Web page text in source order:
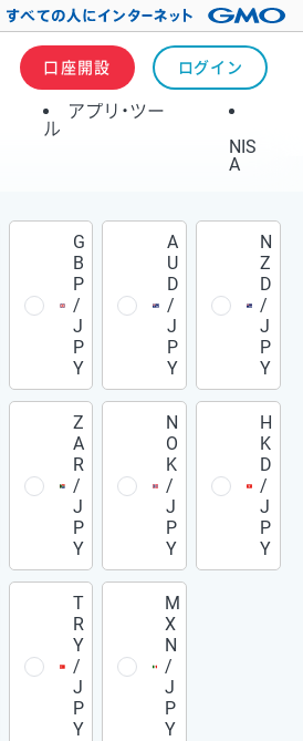
口座開設 ログイン
アプリ・ツー
ル
NIS
A
G
B
P
/
J
P
Y
A
U
D
/
J
P
Y
N
Z
D
/
J
P
Y
Z
A
R
/
J
P
Y
N
O
K
/
J
P
Y
H
K
D
/
J
P
Y
T
R
Y
/
J
P
Y
M
X
N
/
J
P
Y